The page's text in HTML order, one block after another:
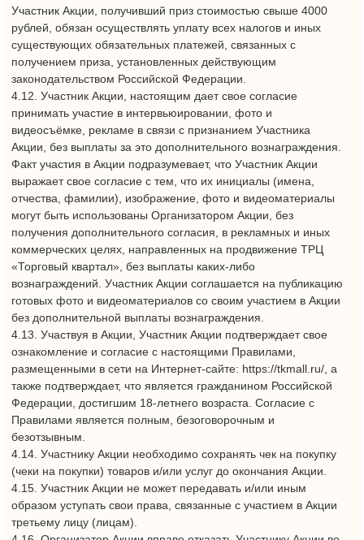
Организатор Акции вправе распорядиться призом иным
способом, не противоречащим действующему
законодательству Российский Федерации.
4.23. Организатор Акции не несет ответственность за
невручение приза, если Участник Акции, не сообщил
или сообщил недостоверные/недействительные сведения и
информацию.
невозможность использования Участником Акции приза, за
дальнейшее использование приза после его получения, и за
невозможность воспользоваться полученным им призом по
4.25. Организатор Акции не несет ответственность за
качество приза. Претензии относительно качества приза
должны предъявляться непосредственно производителю.
4.26. Внешний вид приза и его характеристики могут
отличаться от их изображения в рекламных материалах.
4.26. Участник Акции, получивший Приз стоимостью свыше
физических лиц по ставке 35% в соответствии с Налоговым
кодексом Российской Федерации, а также иные налоги и
сборы в соответствии с действующим законодательством РФ.
5. Порядок информирования об условиях проведения
Акции
5.1. Участники Акции, в том числе потенциальные участники
Акции, информируются об условиях её проведения путём
размещения соответствующей информации:
- на рекламных поверхностях в месте проведения Акции – в
ТРЦ «Торговый квартал», расположенном по адресу,
указанному в п. 1.4. Настоящих Правил;
6. Призовой фонд Акции.
Наименование приза/подарка Количество, шт.
iPhone 15 128GB: 4
Сертификат (номинал 1000 рублей): 50
Шоколадные батончики в ассортименте: 500
Определение «Призы»/«Подарки» имеют равное значение в
настоящих Правилах.